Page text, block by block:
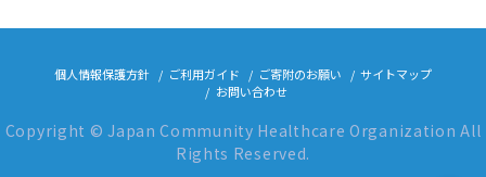
個人情報保護方針 ご利用ガイド ご寄附のお願い
サイトマップ
お問い合わせ
Copyright © Japan Community Healthcare Organization All
Rights Reserved.